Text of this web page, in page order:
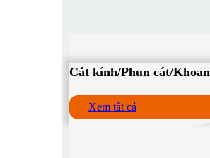
Cắt kính/Phun cát/Khoan
Xem tất cả